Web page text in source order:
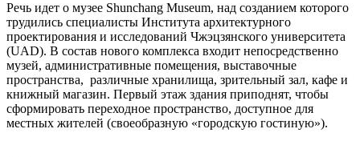
Речь идет о музее Shunchang Museum, над созданием которого
трудились специалисты Института архитектурного
проектирования и исследований Чжэцзянского университета
(UAD). В состав нового комплекса входит непосредственно
музей, административные помещения, выставочные
пространства, различные хранилища, зрительный зал, кафе и
книжный магазин. Первый этаж здания приподнят, чтобы
сформировать переходное пространство, доступное для
местных жителей (своеобразную «городскую гостиную»).